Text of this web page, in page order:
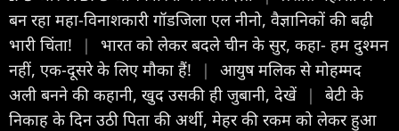
बन रहा महा-विनाशकारी गॉडजिला एल नीनो, वैज्ञानिकों की बढ़ी
भारी चिंता!
|
भारत को लेकर बदले चीन के सुर, कहा- हम दुश्मन
नहीं, एक-दूसरे के लिए मौका हैं!
|
आयुष मल‍िक से मोहम्मद
अली बनने की कहानी, खुद उसकी ही जुबानी, देखें
|
बेटी के
निकाह के दिन उठी पिता की अर्थी, मेहर की रकम को लेकर हुआ